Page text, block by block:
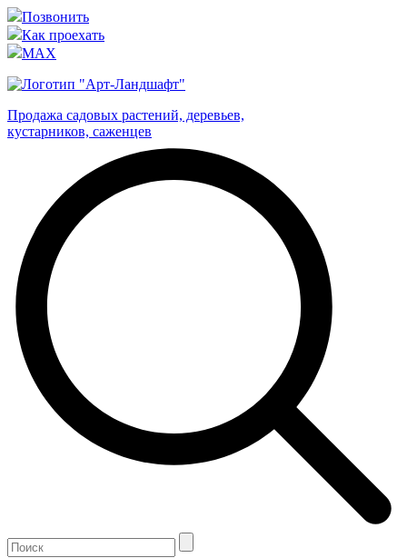
Позвонить
Как проехать
MAX
Продажа садовых растений, деревьев,
кустарников, саженцев